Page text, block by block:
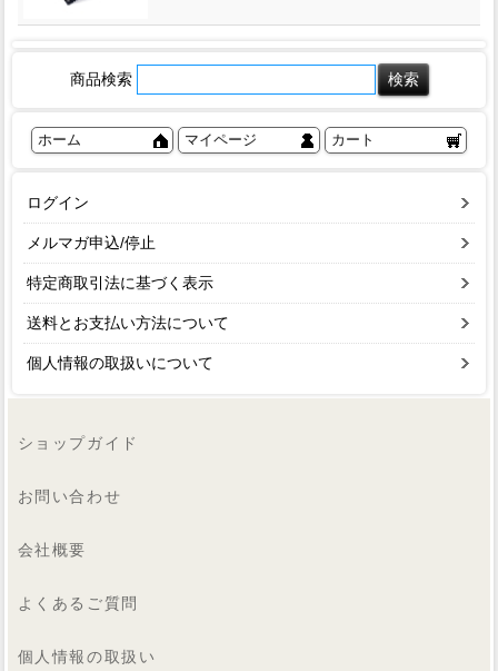
商品検索
ホーム マイページ カート
ログイン
メルマガ申込/停止
特定商取引法に基づく表示
送料とお支払い方法について
個人情報の取扱いについて
ショップガイド
お問い合わせ
会社概要
よくあるご質問
個人情報の取扱い